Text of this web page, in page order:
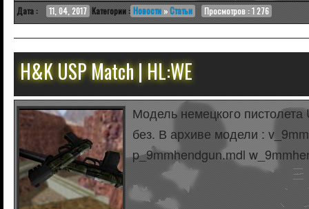
Дата : 11, 04, 2017 Категории : Новости »Статьи Просмотров : 1 276
H&K USP Match | HL:WE
Модель немецкого
без. В архиве модели :
p_9mmhendgun.mdl